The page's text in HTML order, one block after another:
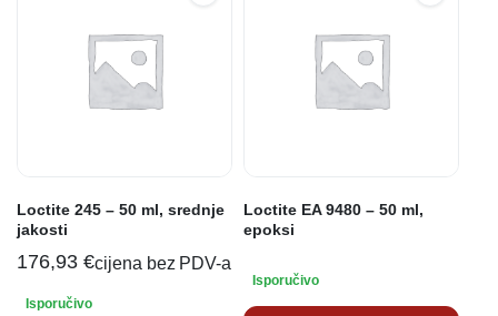
Loctite 245 – 50 ml, srednje
jakosti
176,93 €cijena bez PDV-a
Isporučivo
Loctite EA 9480 – 50 ml,
epoksi
Isporučivo